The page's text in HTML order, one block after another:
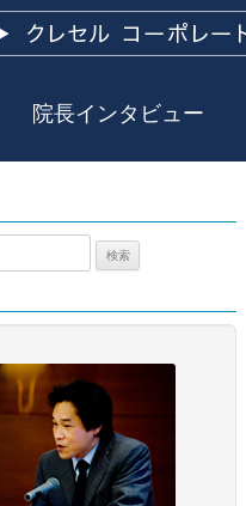
院長インタビュー